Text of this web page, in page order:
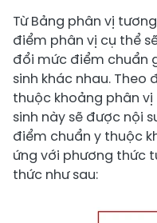
Từ Bảng phân vị
điểm phân vị cụ thể
đổi mức điểm chuẩn
sinh khác nhau. Theo
thuộc khoảng phân
sinh này sẽ được nội
điểm chuẩn y thuộc
ứng với phương thức
thức như sau: